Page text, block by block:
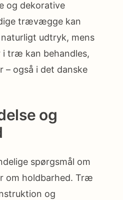
og dekorative
trævægge kan
udtryk, mens
i træ kan behandles,
– også i det danske
og
spørgsmål om
om holdbarhed. Træ
og